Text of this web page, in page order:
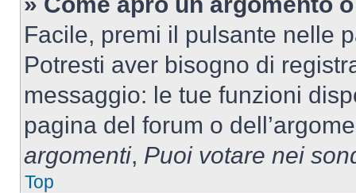
Facile, premi il pulsante nelle
Potresti aver bisogno di
messaggio: le tue funzioni
pagina del forum o
argomenti, Puoi votare nei
Top